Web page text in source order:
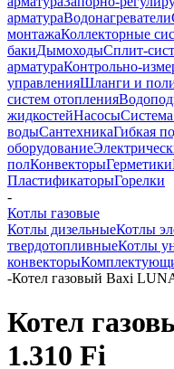
арматураВодонагреватели
монтажаКоллекторные
бакиДымоходыСплит-
арматураКонтрольно-
управленияШланги и
систем отопления
жидкостейНасосы
водыСантехникаГибкая
оборудование
полКонвекторыГерметики
ПластификаторыГорелки
-
Котлы газовые
Котлы дизельныеКотлы
твердотопливныеКотлы
конвекторы
-Котел газовый Baxi
Котел
1.310 Fi